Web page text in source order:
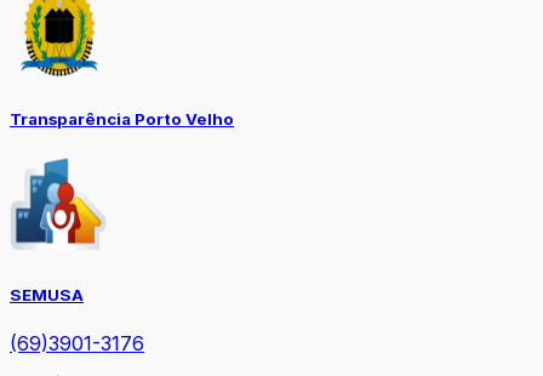
Transparência Porto Velho
SEMUSA
(69)3901-3176